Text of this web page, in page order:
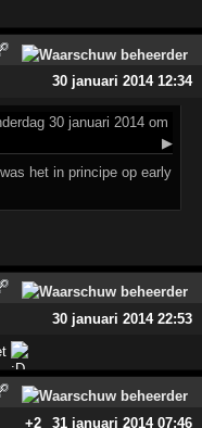
30 januari 2014 12:34
30 januari 2014 om
▶
het in principe op early
30 januari 2014 22:53
+2
31 januari 2014 07:46